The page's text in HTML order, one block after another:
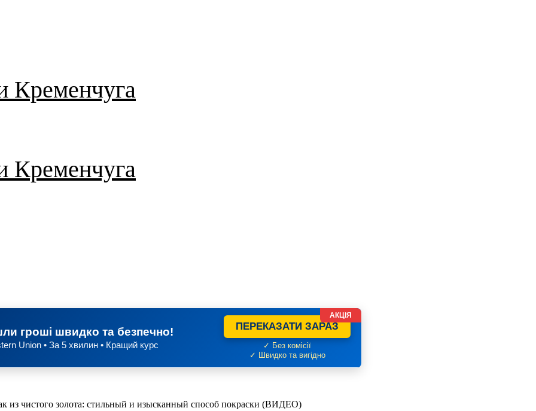
Кременчуга
Кременчуга
гроші швидко та безпечно!
Union • За 5 хвилин • Кращий курс
ПЕРЕКАЗАТИ ЗАРАЗ
✓ Без комісії
✓ Швидко та вигідно
АКЦІЯ
из чистого золота: стильный и изысканный способ покраски (ВИДЕО)